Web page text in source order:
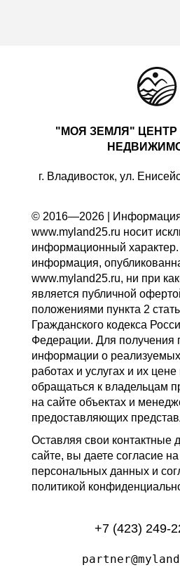
"МОЯ ЗЕМЛЯ" ЦЕНТР
г. Владивосток, ул.
© 2016—2026 | Информация
www.myland25.ru носит
информационный характер.
информация,
www.myland25.ru, ни при
является публичной
положениями пункта 2
Гражданского кодекса
Федерации. Для получения
информации о
работах и услугах и их
обращаться к владельцам
на сайте объектах и
предоставляющих
Оставляя свои контактные
сайте, вы даете согласие
персональных данных и
политикой
+7 (423) 249-